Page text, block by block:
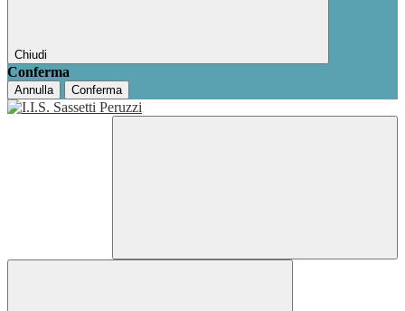
Chiudi
Conferma
Annulla Conferma